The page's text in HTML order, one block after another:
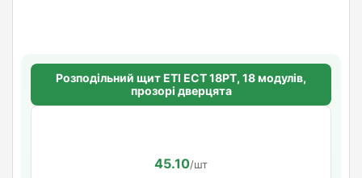
Розподільний щит ETI ECT 18PT, 18 модулів,
прозорі дверцята
45.10/шт